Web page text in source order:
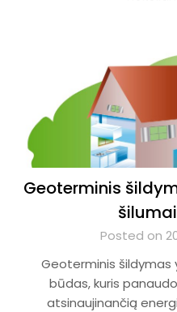
Geoterminis
Posted on
Geoterminis
būdas, kuris
atsinaujinančią